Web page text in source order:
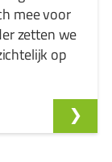
mee voor
zetten we
op